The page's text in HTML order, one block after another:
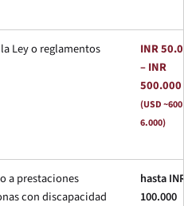
Ley o reglamentos
INR
– INR
500.000
(USD ~600
6.000)
a prestaciones
con discapacidad
hasta
100.000